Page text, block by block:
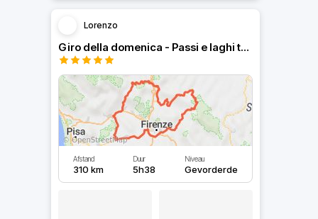
Lorenzo
Giro della domenica - Passi e laghi tosco emiliani
Afstand
310 km
Duur
5h38
Niveau
Gevorderde